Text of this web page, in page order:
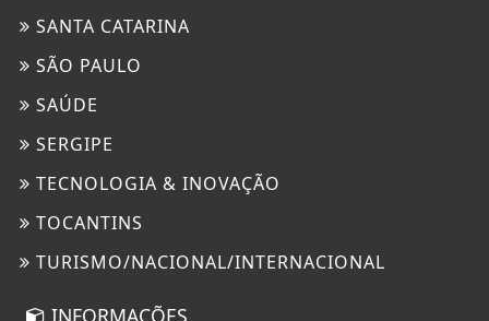
SANTA CATARINA
SÃO PAULO
SAÚDE
SERGIPE
TECNOLOGIA & INOVAÇÃO
TOCANTINS
TURISMO/NACIONAL/INTERNACIONAL
INFORMAÇÕES